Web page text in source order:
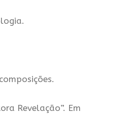
Revelação”. Em